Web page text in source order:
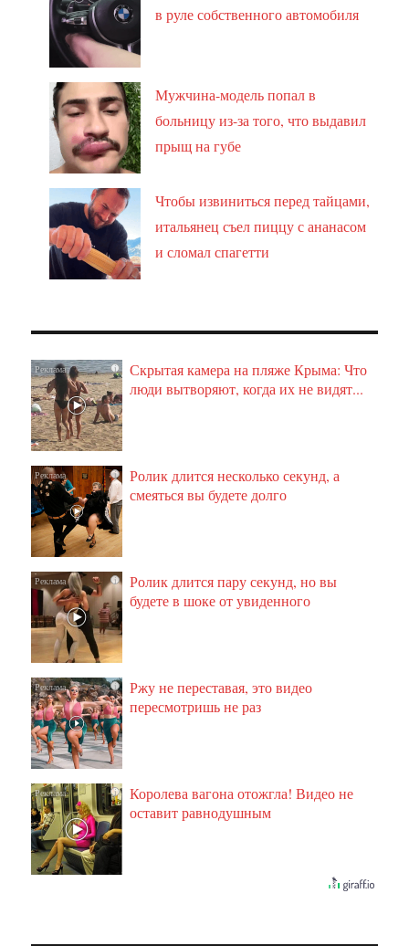
в руле собственного автомобиля
Мужчина-модель попал в
больницу из-за того, что выдавил
прыщ на губе
Чтобы извиниться перед тайцами,
итальянец съел пиццу с ананасом
и сломал спагетти
i
Скрытая камера на пляже Крыма: Что
люди вытворяют, когда их не видят...
i
Ролик длится несколько секунд, а
смеяться вы будете долго
i
Ролик длится пару секунд, но вы
будете в шоке от увиденного
i
Ржу не переставая, это видео
пересмотришь не раз
i
Королева вагона отожгла! Видео не
оставит равнодушным